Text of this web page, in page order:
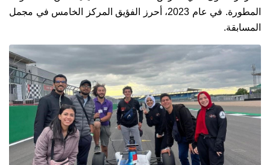
المطورة. في عام 2023، أحرز الفؤيق المركز الخامس في مجمل
المسابقة.